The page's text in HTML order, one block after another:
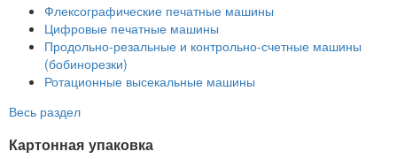
Флексографические печатные машины
Цифровые печатные машины
Продольно-резальные и контрольно-счетные машины
(бобинорезки)
Ротационные высекальные машины
Весь раздел
Картонная упаковка